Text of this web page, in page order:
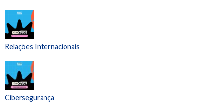
Relações Internacionais
Cibersegurança